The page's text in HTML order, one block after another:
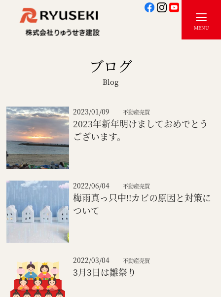
ブログ
Blog
2023/01/09 不動産売買
2023年新年明けましておめでとう
ございます。
2022/06/04 不動産売買
梅雨真っ只中!!カビの原因と対策に
ついて
2022/03/04 不動産売買
3月3日は雛祭り